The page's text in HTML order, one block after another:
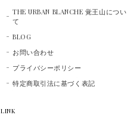
THE URBAN BLANCHE 覚王山につい
て
BLOG
お問い合わせ
プライバシーポリシー
特定商取引法に基づく表記
LINK